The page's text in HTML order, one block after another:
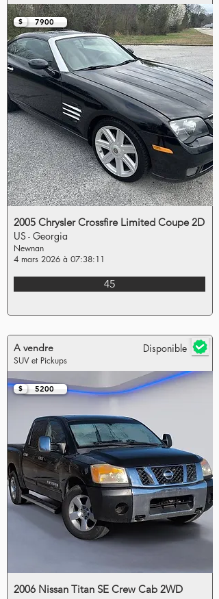
7900
$
2005 Chrysler Crossfire Limited Coupe 2D
US - Georgia
Newnan
4 mars 2026 à 07:38:11
45
A vendre Disponible
SUV et Pickups
5200
$
2006 Nissan Titan SE Crew Cab 2WD